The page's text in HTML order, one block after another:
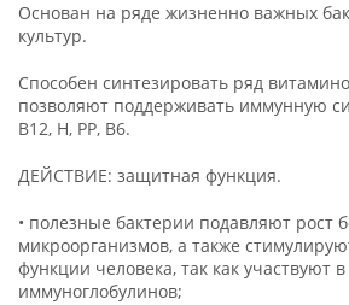
Основан на ряде жизненно важных
культур.
Способен синтезировать ряд
позволяют поддерживать иммунную
B12, H, PP, B6.
ДЕЙСТВИЕ: защитная функция.
• полезные бактерии подавляют рост
микроорганизмов, а также
функции человека, так как участвуют в
иммуноглобулинов;